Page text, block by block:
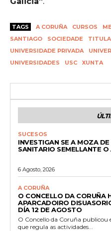
TAGS A CORUÑA CURSOS
SANTIAGO
SOCIEDADE
UNIVERSIDADE PRIVADA
UNIVERSIDADES
USC XUNTA
SUCESOS
INVESTIGAN SE A MOZA
SANITARIO SEMELLANTE
6 Agosto, 2026
A CORUÑA
O CONCELLO DA CORUÑA
APARCADOIRO
DÍA 12 DE AGOSTO
O Concello da Coruña publicou
que regula as actividades...